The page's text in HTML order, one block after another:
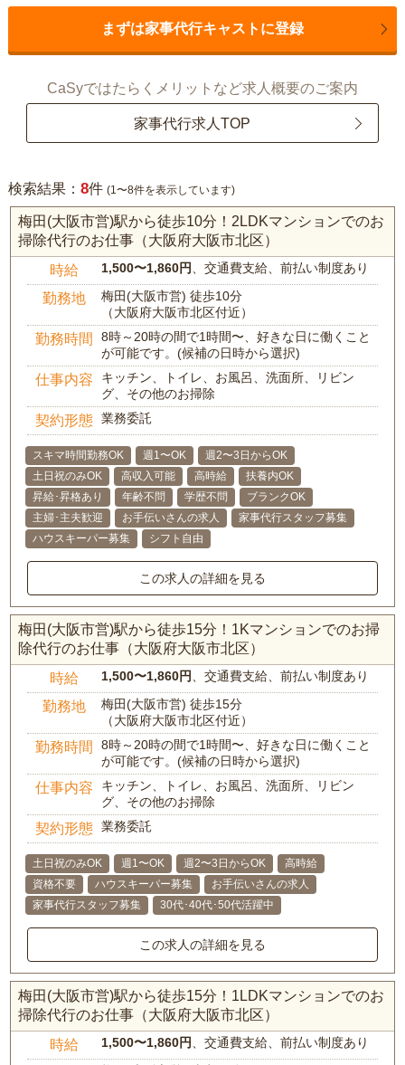
まずは家事代行キャストに登録
CaSyではたらくメリットなど求人概要のご案内
家事代行求人TOP
検索結果： 8件 (1〜8件を表示しています)
梅田(大阪市営)駅から徒歩10分！2LDKマンションでのお
掃除代行のお仕事（大阪府大阪市北区）
時給 1,500〜1,860円、交通費支給、前払い制度あり
勤務地
梅田(大阪市営) 徒歩10分
（大阪府大阪市北区付近）
勤務時間
8時～20時の間で1時間〜、好きな日に働くこと
が可能です。(候補の日時から選択)
仕事内容
キッチン、トイレ、お風呂、洗面所、リビン
グ、その他のお掃除
契約形態 業務委託
スキマ時間勤務OK 週1〜OK
週2〜3日からOK
土日祝のみOK
高収入可能 高時給
扶養内OK
昇給･昇格あり
年齢不問 学歴不問
ブランクOK
主婦･主夫歓迎
お手伝いさんの求人
家事代行スタッフ募集
ハウスキーパー募集
シフト自由
この求人の詳細を見る
梅田(大阪市営)駅から徒歩15分！1Kマンションでのお掃
除代行のお仕事（大阪府大阪市北区）
時給 1,500〜1,860円、交通費支給、前払い制度あり
勤務地
梅田(大阪市営) 徒歩15分
（大阪府大阪市北区付近）
勤務時間
8時～20時の間で1時間〜、好きな日に働くこと
が可能です。(候補の日時から選択)
仕事内容
キッチン、トイレ、お風呂、洗面所、リビン
グ、その他のお掃除
契約形態 業務委託
土日祝のみOK 週1〜OK 週2〜3日からOK
高時給
資格不要
ハウスキーパー募集
お手伝いさんの求人
家事代行スタッフ募集
30代･40代･50代活躍中
この求人の詳細を見る
梅田(大阪市営)駅から徒歩15分！1LDKマンションでのお
掃除代行のお仕事（大阪府大阪市北区）
時給 1,500〜1,860円、交通費支給、前払い制度あり